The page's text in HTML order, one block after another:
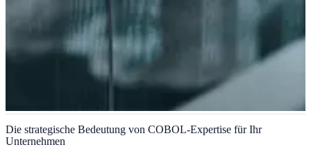
COBOL Mainframe-Entwicklung
Wir bieten erfahrene COBOL-Entwickler an, um Ihre
Die strategische Bedeutung von COBOL-Expertise für Ihr
Unternehmen